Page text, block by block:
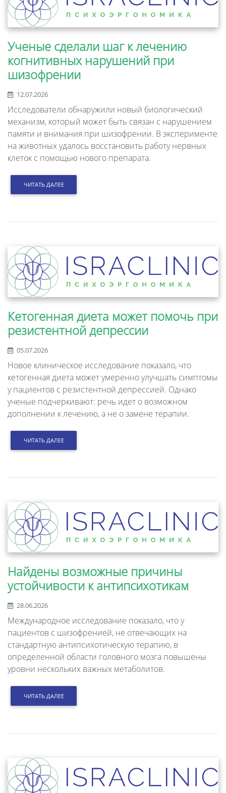
Ученые сделали шаг к лечению
когнитивных нарушений при
шизофрении
12.07.2026
Исследователи обнаружили новый биологический
механизм, который может быть связан с нарушением
памяти и внимания при шизофрении. В эксперименте
на животных удалось восстановить работу нервных
клеток с помощью нового препарата.
ЧИТАТЬ ДАЛЕЕ
Кетогенная диета может помочь при
резистентной депрессии
05.07.2026
Новое клиническое исследование показало, что
кетогенная диета может умеренно улучшать симптомы
у пациентов с резистентной депрессией. Однако
ученые подчеркивают: речь идет о возможном
дополнении к лечению, а не о замене терапии.
ЧИТАТЬ ДАЛЕЕ
Найдены возможные причины
устойчивости к антипсихотикам
28.06.2026
Международное исследование показало, что у
пациентов с шизофренией, не отвечающих на
стандартную антипсихотическую терапию, в
определенной области головного мозга повышены
уровни нескольких важных метаболитов.
ЧИТАТЬ ДАЛЕЕ